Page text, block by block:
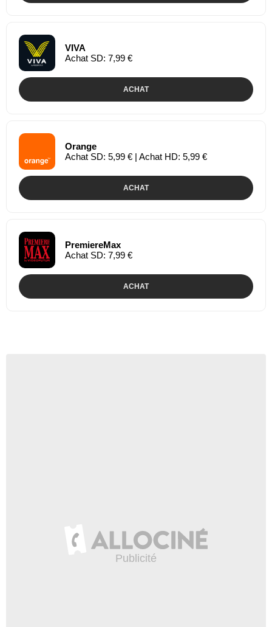
VIVA
Achat SD: 7,99 €
ACHAT
Orange
Achat SD: 5,99 € | Achat HD: 5,99 €
ACHAT
PremiereMax
Achat SD: 7,99 €
ACHAT